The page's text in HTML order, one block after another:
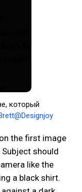
который
the first image
should
like the
a black shirt.